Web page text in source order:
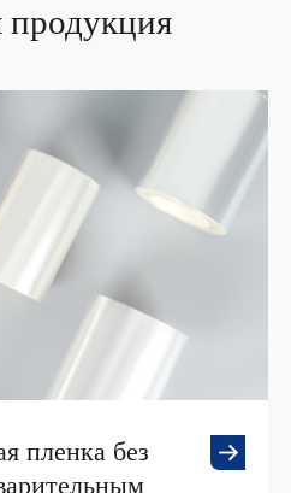
пленка без